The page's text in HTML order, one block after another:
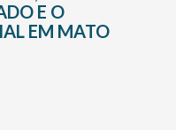
E O
EM MATO